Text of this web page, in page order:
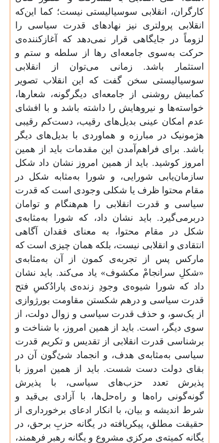
کارگران، انقلابی سوسیالیستی نیست؛ کما این‌که
انقلابی پرولتری نیز نهادهای قدرت سیاسی را
لزوماً در جایگاهی قرار نمی‌دهد که آغازکننده‌ی
حرکت به‌سوی جامعه‌ای رها از سلطه و ستم و
استثمار باشد. زمانی می‌توان از انقلابی
سوسیالیستی سخن گفت که این انقلاب تصویر
کمابیش روشنی از جامعه‌ای دیگرگونه، شعارها،
خواسته‌ها و نیروهایش را داشته باشد و با افشای
عدم امکان عینی بدیل‌های رقیب، دست‌کم رقیبی
هژمونیک در مبارزه و هماوردی با بدیل‌های دیگر
باشد. برای فراهم‌آمدن این مقدمات باید از همین
امروز کوشید. باید از همین امروز نشان داد شکل
سازمان‌یابی شورایی، و شورا به‌مثابه شکل در
مقام محتوا ظرف یا شکلی وجودی است که قدرت
سیاسی و قدرت انقلابی را هم‌هنگام و توامان
دربرمی‌گیرد. باید نشان داد، که شورا به‌مثابه‌ی
شکل در مقام محتوا، به معنای فقدان آگاهی
انتقادی و انقلابی نیست، بلکه همان چیزی است که
مارکس پس از تجربه‌ی کمون از آن به‌مثابه‌ی
«شکلِ سرانجامْ مکشوف» یاد می‌کند. باید نشان
داد که شورا شیوه‌ی وجودِ زنده‌ی پارادُکسِ فتح
قدرت سیاسی و درهم شکستن مقاومت بورژوازی
از یک‌سو، و حذف قدرت سیاسی و زوال دولت، از
سوی دیگر، است. باید از همین امروز، با شناخت و
برشناسی قدرت انقلابی از تقدیس و تکریم قدرت
سیاسی به‌مثابه‌ی هدف، و انجماد شئ‌گون آن در
بقای دولت دست شست. باید از همین امروز با
پذیرش تعدد حزب‌های سیاسی، با پذیرش
گونه‌گونی راه‌ها و راه‌حل‌ها، با آزادی بی‌قید و
شرط اندیشه و بیان، با انکار ادعای برخورداری از
حقیقت مطلق، پیکریافته در یگانه حزبِ برحق، در
یگانه کمیته‌ی مرکزیِ مشروع و یگانه رهبر فرهمند،